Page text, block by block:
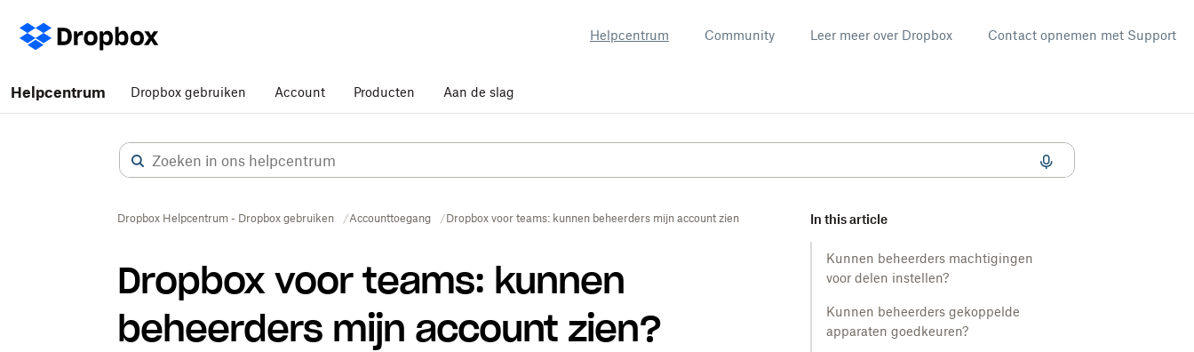
Helpcentrum Community Leer meer over Dropbox Contact opnemen met Support
Helpcentrum Dropbox gebruiken Account Producten Aan de slag
Dropbox Helpcentrum - Dropbox gebruiken Accounttoegang Dropbox voor teams: kunnen beheerders mijn account zien?
Dropbox voor teams: kunnen
beheerders mijn account zien?
In this article
Kunnen beheerders machtigingen
voor delen instellen?
Kunnen beheerders gekoppelde
apparaten goedkeuren?